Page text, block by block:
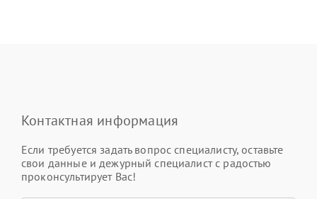
Контактная информация
Если требуется задать вопрос специалисту, оставьте
свои данные и дежурный специалист с радостью
проконсультирует Вас!